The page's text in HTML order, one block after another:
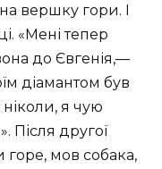
вершку гори. І
«Мені тепер
до Євгенія,—
діамантом був
я чую
Після другої
горе, мов собака,